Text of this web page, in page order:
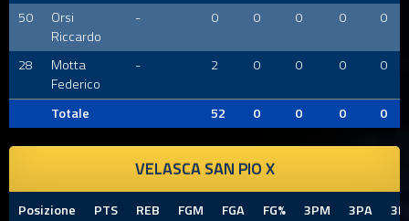
50
Orsi
Riccardo
- 0 0 0 0 0
28
Motta
Federico
- 2 0 0 0 0
Totale 52 0 0 0 0
VELASCA SAN PIO X
Posizione PTS REB FGM FGA FG% 3PM 3PA